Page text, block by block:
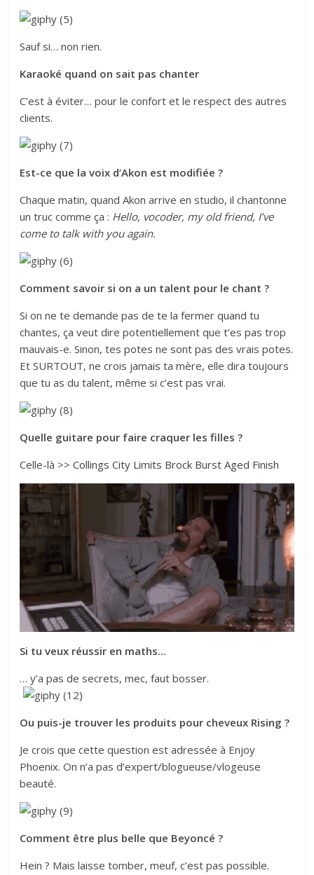
Sauf si… non rien.
Karaoké quand on sait pas chanter
C’est à éviter… pour le confort et le respect des autres
clients.
Est-ce que la voix d’Akon est modifiée ?
Chaque matin, quand Akon arrive en studio, il chantonne
un truc comme ça : Hello, vocoder, my old friend, I’ve
come to talk with you again.
Comment savoir si on a un talent pour le chant ?
Si on ne te demande pas de te la fermer quand tu
chantes, ça veut dire potentiellement que t’es pas trop
mauvais-e. Sinon, tes potes ne sont pas des vrais potes.
Et SURTOUT, ne crois jamais ta mère, elle dira toujours
que tu as du talent, même si c’est pas vrai.
Quelle guitare pour faire craquer les filles ?
Celle-là >>Collings City Limits Brock Burst Aged Finish
Si tu veux réussir en maths…
… y’a pas de secrets, mec, faut bosser.
Ou puis-je trouver les produits pour cheveux Rising ?
Je crois que cette question est adressée à Enjoy
Phoenix. On n’a pas d’expert/blogueuse/vlogeuse
beauté.
Comment être plus belle que Beyoncé ?
Hein ? Mais laisse tomber, meuf, c’est pas possible.